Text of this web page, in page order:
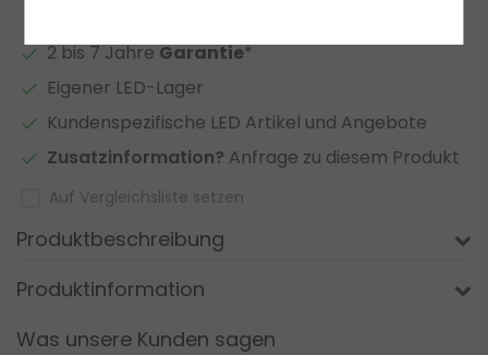
2 bis 7 JahreGarantie*
Eigener LED-Lager
Kundenspezifische LED Artikel und Angebote
Zusatzinformation? Anfrage zu diesem Produkt
Auf Vergleichsliste setzen
Produktbeschreibung
Produktinformation
Was unsere Kunden sagen